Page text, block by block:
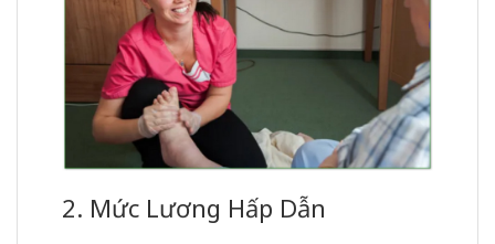
2. Mức Lương Hấp Dẫn